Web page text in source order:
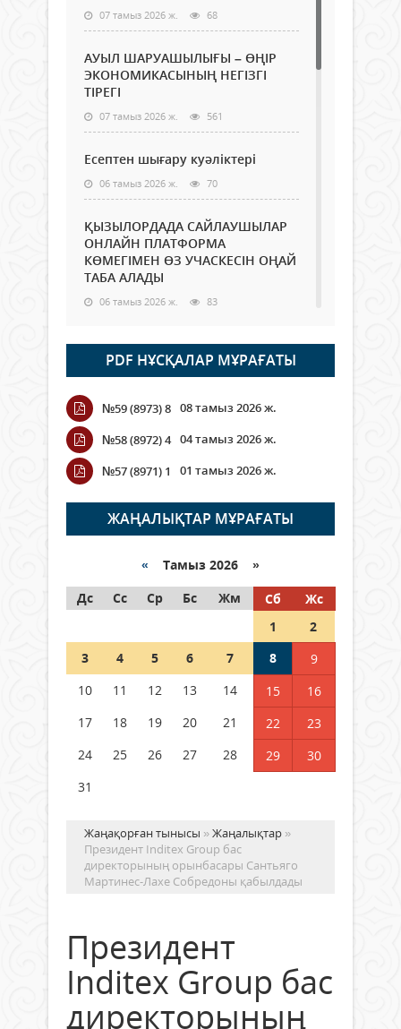
07 тамыз 2026 ж. 68
АУЫЛ ШАРУАШЫЛЫҒЫ – ӨҢІР
ЭКОНОМИКАСЫНЫҢ НЕГІЗГІ
ТІРЕГІ
07 тамыз 2026 ж. 561
Есептен шығару куәліктері
06 тамыз 2026 ж. 70
ҚЫЗЫЛОРДАДА САЙЛАУШЫЛАР
ОНЛАЙН ПЛАТФОРМА
КӨМЕГІМЕН ӨЗ УЧАСКЕСІН ОҢАЙ
ТАБА АЛАДЫ
06 тамыз 2026 ж. 83
Open Air: Қызылорда облысы
полиция департаменті 20
мыңнан астам көрерменнің
қауіпсіздігін қамтамасыз етті
06 тамыз 2026 ж.
Wi-Fi ҚАБЫРҒА АРҚЫЛЫ ҚАЛАЙ
ӨТЕДІ?
06 тамыз 2026 ж. 259
граждане Казахстана,
05 тамыз 2026 ж. 141
Шетелде жүрген Қазақстан
азаматтары қалай дауыс бере
PDF НҰСҚАЛАР МҰРАҒАТЫ
№59 (8973) 8 08 тамыз 2026 ж.
№58 (8972) 4 04 тамыз 2026 ж.
№57 (8971) 1
01 тамыз 2026 ж.
ЖАҢАЛЫҚТАР МҰРАҒАТЫ
« Тамыз 2026 »
Дс
Сс Ср Бс Жм Сб
Жс
1
2
3
4 5 6 7 8
9
10
11 12 13 14 15
16
17
18 19 20 21 22
23
24
25 26 27 28 29
30
31
Жаңақорған тынысы »Жаңалықтар »
Президент Inditex Group бас
директорының орынбасары Сантьяго
Мартинес-Лахе Собредоны қабылдады
Президент
Inditex Group бас
директорының